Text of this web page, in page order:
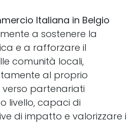
Italiana in Belgio
a sostenere la
e a rafforzare il
comunità locali,
al proprio
partenariati
livello, capaci di
di impatto e valorizzare i